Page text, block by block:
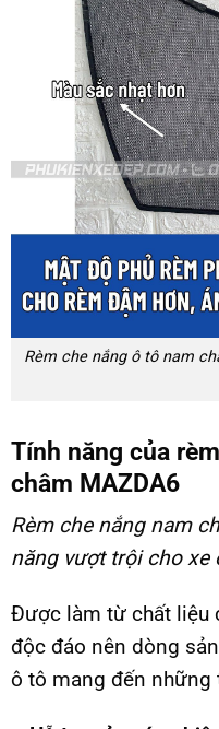
Rèm che nắng ô tô nam
Tính năng của
châm MAZDA6
Rèm che nắng nam
năng vượt trội cho xe
Được làm từ chất liệu
độc đáo nên dòng
ô tô mang đến